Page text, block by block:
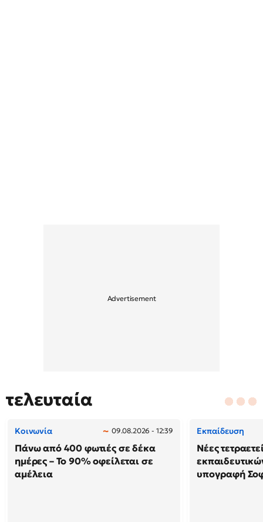
τελευταία
Κοινωνία 09.08.2026 - 12:39
Πάνω από 400 φωτιές σε δέκα
ημέρες – Το 90% οφείλεται σε
αμέλεια
Εκπαίδευση
Νέες
υπογραφή